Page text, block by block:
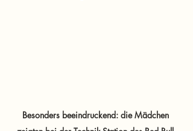
Besonders beeindruckend: die Mädchen